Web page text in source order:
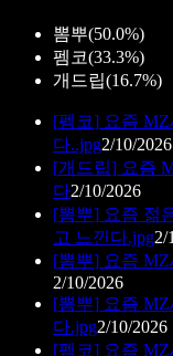
뽐뿌(50.0%)
펨코(33.3%)
개드립(16.7%)
[펨코] 요즘
다..jpg2/10/2026
[개드립] 요즘
다2/10/2026
[뽐뿌] 요즘 젊
고 느낀다.jpg2/
[뽐뿌] 요즘
2/10/2026
[뽐뿌] 요즘
다.jpg2/10/2026
[펨코] 요즘